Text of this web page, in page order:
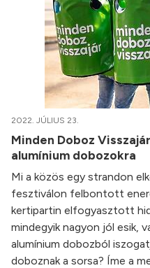
2022. JÚLIUS 23.
Minden Doboz
alumínium dobozokra
Mi a közös egy strandon
fesztiválon felbontott
kertipartin elfogyasztott
mindegyik nagyon jól esik,
alumínium dobozból
doboznak a sorsa? Íme a